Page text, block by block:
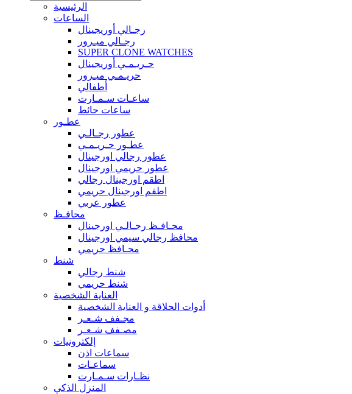
الرئيسية
الساعات
رجـالي أوريجينال
رجـالي ميـرور
SUPER CLONE WATCHES
حـريـمـي أوريجينال
حريـمـي ميـرور
أطفالي
ساعـات سـمـارت
ساعات حائط
عطـور
عطور رجـالـي
عطـور حـريـمـي
عطور رجالي اورجينال
عطور حريمي اورجينال
اطقم اورجينال رجالي
اطقم اورجينال حريمي
عطور عربي
محافـظ
محـافـظ رجـالـي اورجينال
محافظ رجالي سيمي اورجينال
محـافظ حريمي
شنط
شنط رجالي
شنط حريمي
العناية الشخصية
أدوات الحلاقة و العناية الشخصية
مجـفف شـعـر
مصـفف شـعـر
إلكترونيات
سماعات اذن
سماعـات
نظـارات سـمـارت
المنزل الذكي